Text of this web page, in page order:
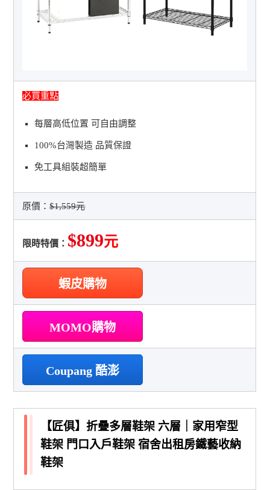
必買重點
每層高低位置 可自由調整
100%台灣製造 品質保證
免工具組裝超簡單
原價：$1,559元
限時特價： $899元
蝦皮購物
MOMO購物
Coupang 酷澎
【匠俱】折疊多層鞋架 六層｜家用窄型
鞋架 門口入戶鞋架 宿舍出租房鐵藝收納
鞋架